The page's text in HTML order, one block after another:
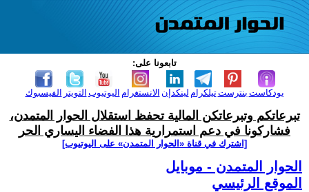
تابعونا على:
الفيسبوك التويتر اليوتيوب الانستغرام لينكدإن تيلكرامبنترست بودكاست
تبرعاتكم وتبرعاتكن المالية تحفظ استقلال الحوار المتمدن،
فشاركونا في دعم استمرارية هذا الفضاء اليساري الحر
[اشترك في قناة ‫«الحوار المتمدن» على اليوتيوب]
الحوار المتمدن - موبايل
الموقع الرئيسي